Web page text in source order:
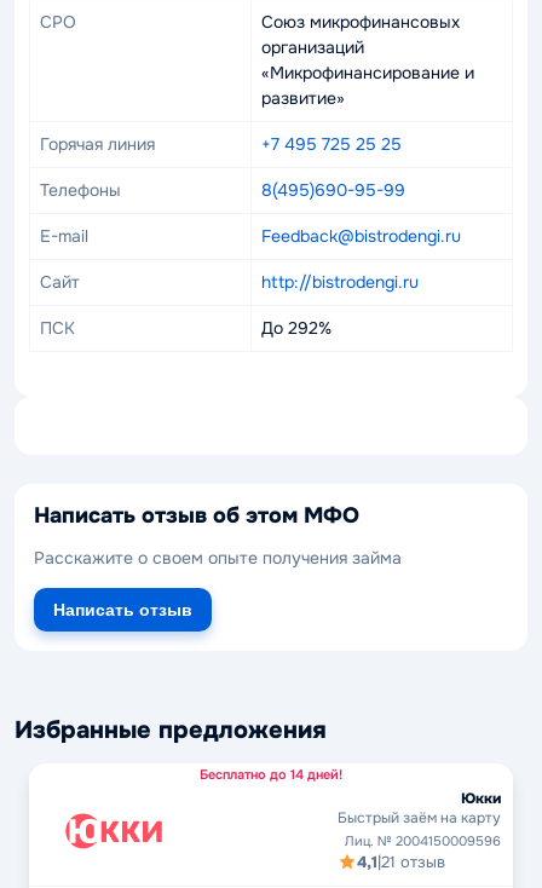
СРО
Союз микрофинансовых
организаций
«Микрофинансирование и
развитие»
Горячая линия +7 495 725 25 25
Телефоны 8(495)690-95-99
E-mail Feedback@bistrodengi.ru
Сайт http://bistrodengi.ru
ПСК До 292%
Написать отзыв об этом МФО
Расскажите о своем опыте получения займа
Написать отзыв
Избранные предложения
Бесплатно до 14 дней!
Юкки
Быстрый заём на карту
Лиц. № 2004150009596
4,1|21 отзыв